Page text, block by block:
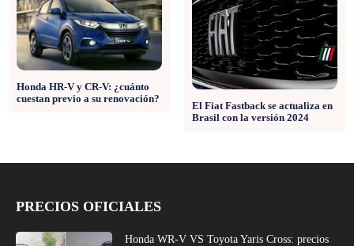
Honda HR-V y CR-V: ¿cuánto
cuestan previo a su renovación?
El Fiat Fastback se actualiza en
Brasil con la versión 2024
PRECIOS OFICIALES
Honda WR-V VS Toyota Yaris Cross: precios